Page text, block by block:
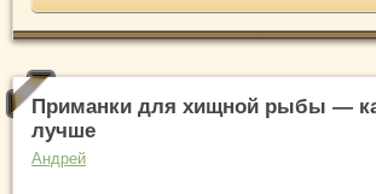
Приманки для хищной рыбы —
лучше
Андрей